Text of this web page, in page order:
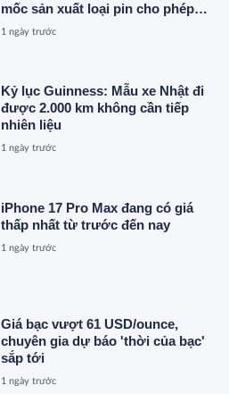
mốc sản xuất loại pin cho phép
sạc 1 lần đi từ Hà Nội đến TP.HCM
1 ngày trước
Kỷ lục Guinness: Mẫu xe Nhật đi
được 2.000 km không cần tiếp
nhiên liệu
1 ngày trước
iPhone 17 Pro Max đang có giá
thấp nhất từ trước đến nay
1 ngày trước
Giá bạc vượt 61 USD/ounce,
chuyên gia dự báo 'thời của bạc'
sắp tới
1 ngày trước